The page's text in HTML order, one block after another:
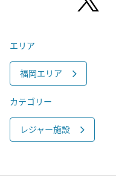
エリア
福岡エリア
カテゴリー
レジャー施設